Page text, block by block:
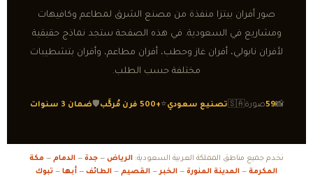
صور أفران بيتزا منفذة من مصنع الشرق لمطاعم وكافيهات
ومشاريع في السعودية. في هذه الصفحة ستجد نماذج حقيقية
لأفران نابولي، أفران غاز وحطب، أفران مطاعم، وأفران بتشطيبات
مختلفة حسب الطلب.
📸
59صورة🇸🇦تصنيع سعودي⭐+500 فرن مُركَّب 🛡️ضمان 3 سنوات
نخدم جميع مناطق المملكة العربية السعودية: الرياض — جدة — الدمام — مكة
المكرمة — المدينة المنورة — الخبر— القصيم — الطائف — أبها — تبوك